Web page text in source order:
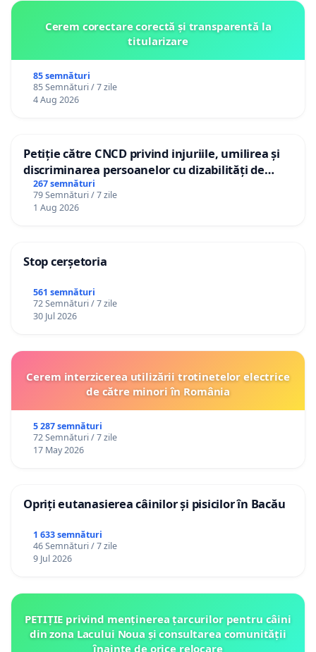
Cerem corectare corectă și transparentă la
titularizare
85 semnături
85 Semnături / 7 zile
4 Aug 2026
Petiție către CNCD privind injuriile, umilirea și
discriminarea persoanelor cu dizabilități de
către utilizatorul TikTok „Gorici”
267 semnături
79 Semnături / 7 zile
1 Aug 2026
Stop cerșetoria
561 semnături
72 Semnături / 7 zile
30 Jul 2026
Cerem interzicerea utilizării trotinetelor electrice
de către minori în România
5 287 semnături
72 Semnături / 7 zile
17 May 2026
Opriți eutanasierea câinilor și pisicilor în Bacău
1 633 semnături
46 Semnături / 7 zile
9 Jul 2026
PETIȚIE privind menținerea țarcurilor pentru câini
din zona Lacului Noua și consultarea comunității
înainte de orice relocare